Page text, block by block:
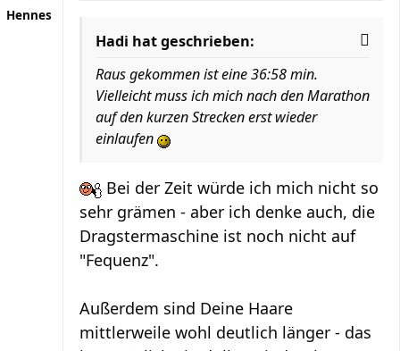
Hennes
Hadi hat geschrieben:
Raus gekommen ist eine 36:58 min.
Vielleicht muss ich mich nach den Marathon
auf den kurzen Strecken erst wieder
einlaufen
Bei der Zeit würde ich mich nicht so
sehr grämen - aber ich denke auch, die
Dragstermaschine ist noch nicht auf
"Fequenz".
Außerdem sind Deine Haare
mittlerweile wohl deutlich länger - das